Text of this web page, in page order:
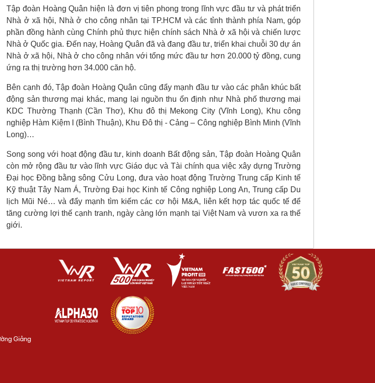
Tập đoàn Hoàng Quân hiện là đơn vị tiên phong trong lĩnh vực đầu tư và phát triển
Nhà ở xã hội, Nhà ở cho công nhân tại TP.HCM và các tỉnh thành phía Nam, góp
phần đồng hành cùng Chính phủ thực hiện chính sách Nhà ở xã hội và chiến lược
Nhà ở Quốc gia. Đến nay, Hoàng Quân đã và đang đầu tư, triển khai chuỗi 30 dự án
Nhà ở xã hội, Nhà ở cho công nhân với tổng mức đầu tư hơn 20.000 tỷ đồng, cung
ứng ra thị trường hơn 34.000 căn hộ.
Bên cạnh đó, Tập đoàn Hoàng Quân cũng đẩy mạnh đầu tư vào các phân khúc bất
động sản thương mại khác, mang lại nguồn thu ổn định như Nhà phố thương mại
KDC Thường Thạnh (Cần Thơ), Khu đô thị Mekong City (Vĩnh Long), Khu công
nghiệp Hàm Kiệm I (Bình Thuận), Khu Đô thị - Cảng – Công nghiệp Bình Minh (Vĩnh
Long)…
Song song với hoạt động đầu tư, kinh doanh Bất động sản, Tập đoàn Hoàng Quân
còn mở rộng đầu tư vào lĩnh vực Giáo dục và Tài chính qua việc xây dựng Trường
Đại học Đồng bằng sông Cửu Long, đưa vào hoạt động Trường Trung cấp Kinh tế
Kỹ thuật Tây Nam Á, Trường Đại học Kinh tế Công nghiệp Long An, Trung cấp Du
lịch Mũi Né… và đẩy mạnh tìm kiếm các cơ hội M&A, liên kết hợp tác quốc tế để
tăng cường lợi thế cạnh tranh, ngày càng lớn mạnh tại Việt Nam và vươn xa ra thế
giới.
Giảng